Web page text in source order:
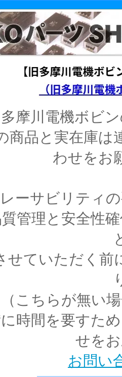
摩川電機ボビ
商品と実在庫
わせをお
ーサビリティ
管理と安全性
せていただく前
（こちらが無い
時間を要すた
せを
お問い